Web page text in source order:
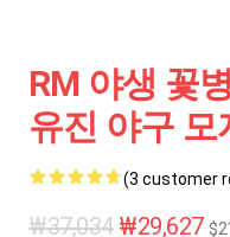
RM 야생 꽃
유진 야구 모
(3 customer
₩37,034 ₩29,627